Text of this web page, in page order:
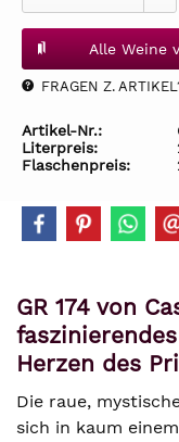
Alle Weine
FRAGEN Z.
Artikel-Nr.:
Literpreis:
Flaschenpreis:
GR 174 von
Herzen des
Die raue,
sich in kaum